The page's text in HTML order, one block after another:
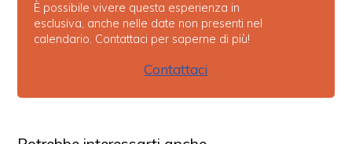
È possibile vivere questa esperienza in
esclusiva, anche nelle date non presenti nel
calendario. Contattaci per saperne di più!
Contattaci